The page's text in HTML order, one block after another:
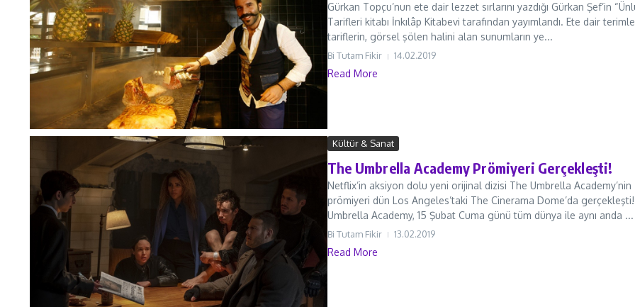
Gürkan Topçu’nun ete dair lezzet sırlarını yazdığı Gürkan Şef’in
Tarifleri kitabı İnkılâp Kitabevi tarafından yayımlandı. Ete dair
tariflerin, görsel şölen halini alan sunumların ye...
Bi Tutam Fikir 14.02.2019
Read More
Kültür & Sanat
The Umbrella Academy Prömiyeri Gerçekleşti!
Netflix’in aksiyon dolu yeni orijinal dizisi The Umbrella Academy’nin
prömiyeri dün Los Angeles’taki The Cinerama Dome’da
Umbrella Academy, 15 Şubat Cuma günü tüm dünya ile aynı anda ...
Bi Tutam Fikir 13.02.2019
Read More